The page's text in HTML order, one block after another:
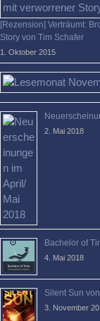
[Rezension] Verträumt:
Story von Tim Schafer
1. Oktober 2015
2. Mai 2018
Bachelor of
4. Mai 2018
Silent Sun
3. November